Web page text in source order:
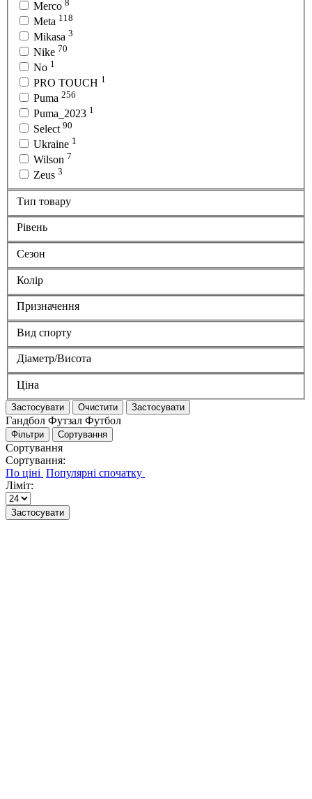
Merco 8
Meta 118
Mikasa 3
Nike 70
No 1
PRO TOUCH 1
Puma 256
Puma_2023 1
Select 90
Ukraine 1
Wilson 7
Zeus 3
Тип товару
Рівень
Сезон
Колір
Призначення
Вид спорту
Діаметр/Висота
Ціна
Застосувати Очистити Застосувати
Гандбол Футзал Футбол
Фільтри Сортування
Сортування
Сортування:
Ліміт:
Застосувати